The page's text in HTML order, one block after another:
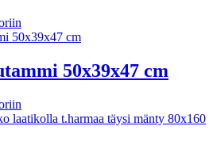
50x39x47 cm